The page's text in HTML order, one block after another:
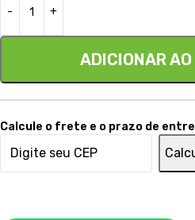
ADICIONAR
Calcule o frete e o prazo de